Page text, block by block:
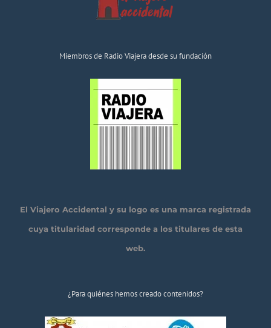
Miembros de Radio Viajera desde su fundación
El Viajero Accidental y su logo es una marca registrada
cuya titularidad corresponde a los titulares de esta
web.
¿Para quiénes hemos creado contenidos?